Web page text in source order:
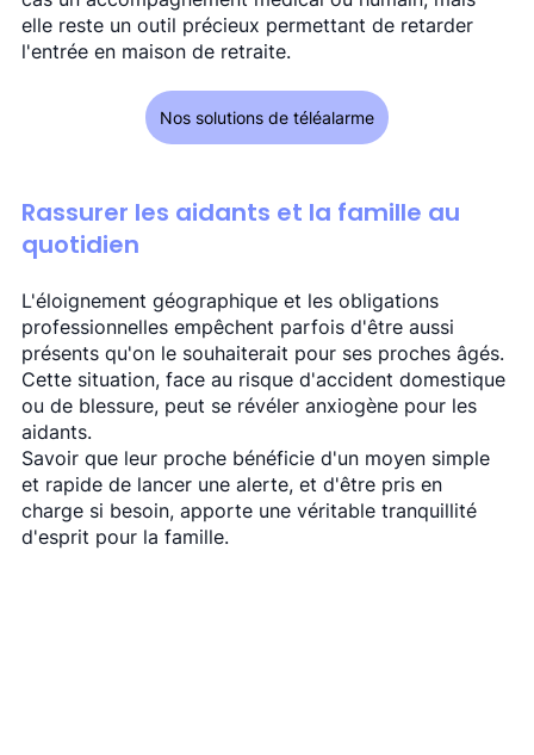
elle reste un outil précieux permettant de retarder
l'entrée en maison de retraite.
Nos solutions de téléalarme
Rassurer les aidants et la famille au
quotidien
L'éloignement géographique et les obligations
professionnelles empêchent parfois d'être aussi
présents qu'on le souhaiterait pour ses proches âgés.
Cette situation, face au risque d'accident domestique
ou de blessure, peut se révéler anxiogène pour les
aidants.
Savoir que leur proche bénéficie d'un moyen simple
et rapide de lancer une alerte, et d'être pris en
charge si besoin, apporte une véritable tranquillité
d'esprit pour la famille.